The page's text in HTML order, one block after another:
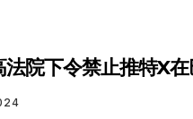
法院下令禁止推特X